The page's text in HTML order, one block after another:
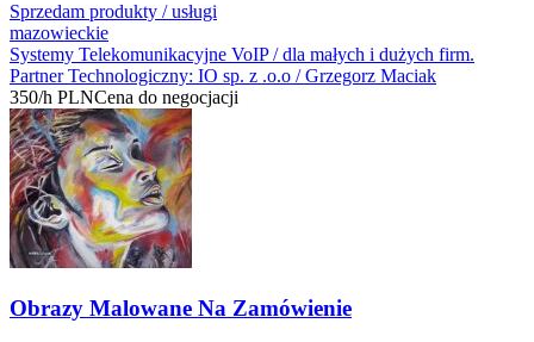
Sprzedam produkty / usługi
mazowieckie
Systemy Telekomunikacyjne VoIP / dla małych i dużych firm.
Partner Technologiczny: IO sp. z .o.o / Grzegorz Maciak
350/h PLNCena do negocjacji
Obrazy Malowane Na Zamówienie